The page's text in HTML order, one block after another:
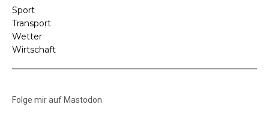
Sport
Transport
Wetter
Wirtschaft
Folge mir auf Mastodon